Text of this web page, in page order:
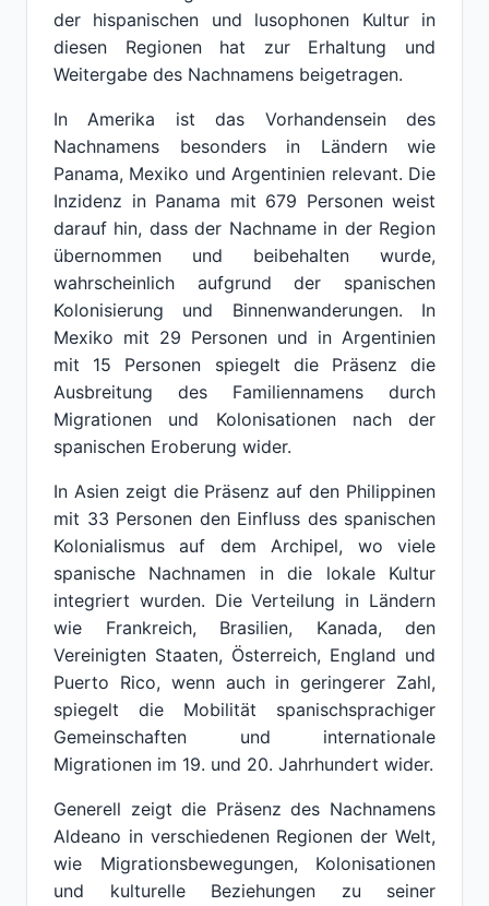
der hispanischen und lusophonen Kultur in
diesen Regionen hat zur Erhaltung und
Weitergabe des Nachnamens beigetragen.
In Amerika ist das Vorhandensein des
Nachnamens besonders in Ländern wie
Panama, Mexiko und Argentinien relevant. Die
Inzidenz in Panama mit 679 Personen weist
darauf hin, dass der Nachname in der Region
übernommen und beibehalten wurde,
wahrscheinlich aufgrund der spanischen
Kolonisierung und Binnenwanderungen. In
Mexiko mit 29 Personen und in Argentinien
mit 15 Personen spiegelt die Präsenz die
Ausbreitung des Familiennamens durch
Migrationen und Kolonisationen nach der
spanischen Eroberung wider.
In Asien zeigt die Präsenz auf den Philippinen
mit 33 Personen den Einfluss des spanischen
Kolonialismus auf dem Archipel, wo viele
spanische Nachnamen in die lokale Kultur
integriert wurden. Die Verteilung in Ländern
wie Frankreich, Brasilien, Kanada, den
Vereinigten Staaten, Österreich, England und
Puerto Rico, wenn auch in geringerer Zahl,
spiegelt die Mobilität spanischsprachiger
Gemeinschaften und internationale
Migrationen im 19. und 20. Jahrhundert wider.
Generell zeigt die Präsenz des Nachnamens
Aldeano in verschiedenen Regionen der Welt,
wie Migrationsbewegungen, Kolonisationen
und kulturelle Beziehungen zu seiner